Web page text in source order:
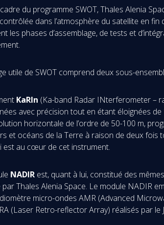
du programme SWOT, Thales Alenia
dans l’atmosphère du satellite en
les phases d’assemblage, de tests et
utile de SWOT comprend deux sous-
KaRIn (Ka-band Radar INterferometer –
avec précision tout en étant éloignées de
horizontale de l’ordre de 50-100 m,
et océans de la Terre à raison de deux fois
est au cœur de cet instrument.
NADIR est, quant à lui, constitué des
Thales Alenia Space. Le module NADIR
micro-ondes AMR (Advanced
(Laser Retro-reflector Array) réalisés par le